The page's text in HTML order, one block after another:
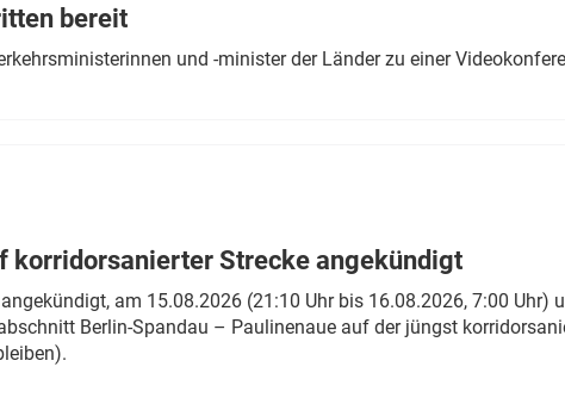
bereit
und -minister der Länder zu einer
korridorsanierter Strecke angekündigt
am 15.08.2026 (21:10 Uhr bis 16.08.2026, 7:00 Uhr)
Berlin-Spandau – Paulinenaue auf der jüngst